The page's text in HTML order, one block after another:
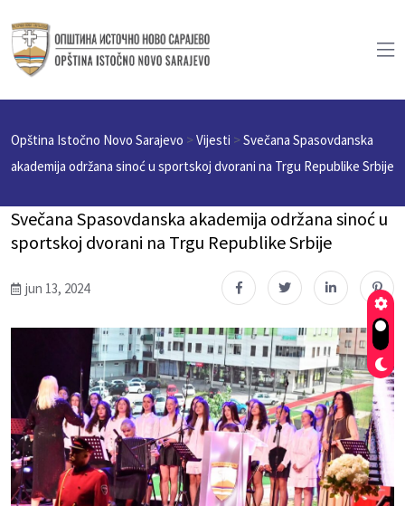
Opština Istočno Novo Sarajevo >Vijesti >Svečana Spasovdanska
akademija održana sinoć u sportskoj dvorani na Trgu Republike Srbije
Svečana Spasovdanska akademija održana sinoć u
sportskoj dvorani na Trgu Republike Srbije
jun 13, 2024